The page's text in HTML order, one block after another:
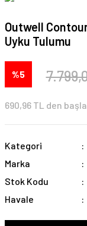
Outwell
Uyku Tulumu
%5
690,96 TL den
Kategori
Marka
Stok Kodu
Havale